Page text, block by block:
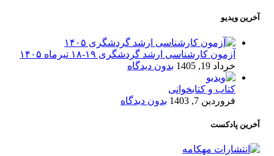
آخرین ویدیو
آزمون کارشناسی ارشد گردشگری ۱۹-۱۸ تیرماه ۱۴۰۵
خرداد 19, 1405
بدون دیدگاه
کتاب و کتابخوانی
فروردین 7, 1403
بدون دیدگاه
آخرین پادکست